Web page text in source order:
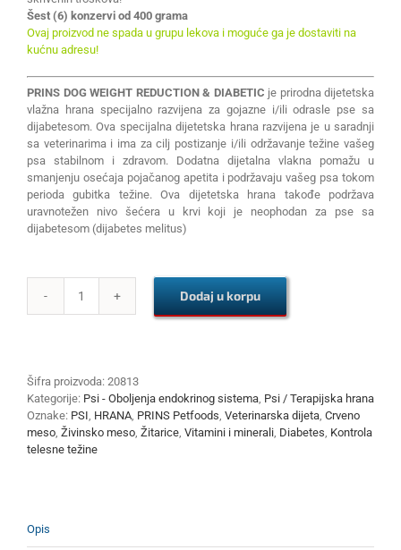
Šest (6) konzervi od 400 grama
Ovaj proizvod ne spada u grupu lekova i moguće ga je dostaviti na
kućnu adresu!
PRINS DOG WEIGHT REDUCTION & DIABETIC je prirodna dijetetska
vlažna hrana specijalno razvijena za gojazne i/ili odrasle pse sa
dijabetesom. Ova specijalna dijetetska hrana razvijena je u saradnji
sa veterinarima i ima za cilj postizanje i/ili održavanje težine vašeg
psa stabilnom i zdravom. Dodatna dijetalna vlakna pomažu u
smanjenju osećaja pojačanog apetita i podržavaju vašeg psa tokom
perioda gubitka težine. Ova dijetetska hrana takođe podržava
uravnotežen nivo šećera u krvi koji je neophodan za pse sa
dijabetesom (dijabetes melitus)
PRINS
DIABETIC
400g
6
kom
količina
Dodaj u korpu
Šifra proizvoda: 20813
Kategorije: Psi - Oboljenja endokrinog sistema Psi / Terapijska hrana
Oznake: PSI HRANA PRINS Petfoods Veterinarska dijeta Crveno
meso Živinsko meso Žitarice Vitamini i minerali Diabetes Kontrola
telesne težine
Opis